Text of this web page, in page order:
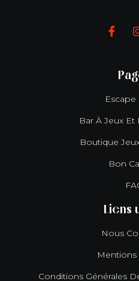

Escape
Bar À Jeux Et
Boutique
Bon
Liens
Nous
Mentions
Conditions Générales